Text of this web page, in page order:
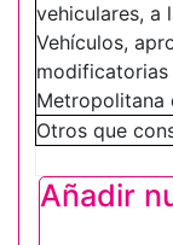
vehiculares, a
Vehículos,
modificatorias
Metropolitana
Otros que
Añadir